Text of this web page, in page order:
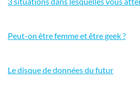
Peut-on être femme et être geek ?
Le disque de données du futur